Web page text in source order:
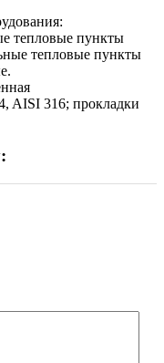
тепловые пункты
тепловые пункты
AISI 316; прокладки